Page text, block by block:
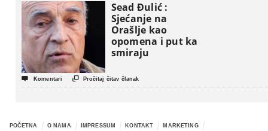
Sead Đulić :
Sjećanje na
Orašlje kao
opomena i put ka
smiraju
 Komentari  Pročitaj čitav članak
POČETNA O NAMA IMPRESSUM KONTAKT
MARKETING